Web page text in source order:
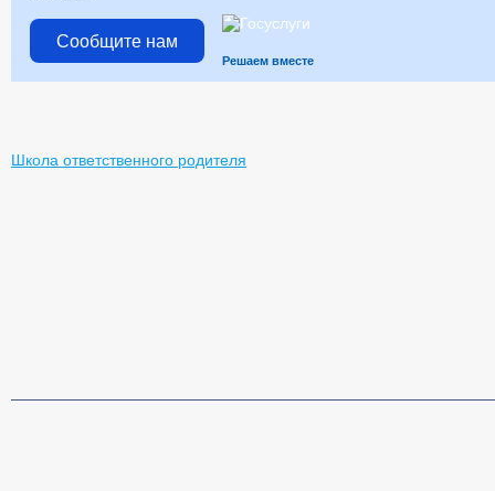
Сообщите нам
Решаем вместе
Школа ответственного родителя